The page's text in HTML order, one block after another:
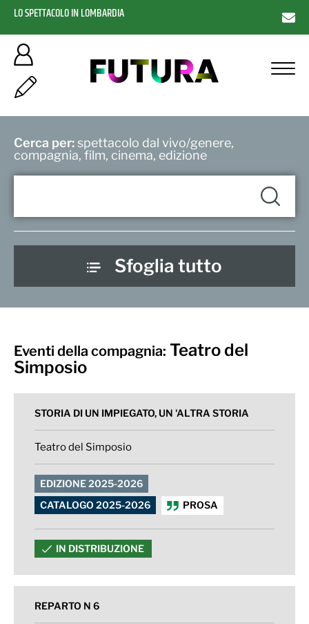
LO SPETTACOLO IN LOMBARDIA
Cerca per:spettacolo dal vivo/genere,
compagnia, film, cinema, edizione
Sfoglia tutto
Eventi della compagnia: Teatro del
Simposio
STORIA DI UN IMPIEGATO, UN 'ALTRA STORIA
Teatro del Simposio
EDIZIONE 2025-2026
CATALOGO 2025-2026
PROSA
IN DISTRIBUZIONE
REPARTO N 6